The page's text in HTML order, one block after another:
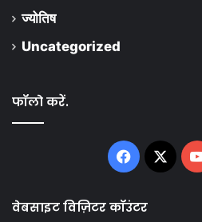
ज्योतिष
Uncategorized
फॉलो करें.
Facebook
X
वेबसाइट विज़िटर कॉउंटर